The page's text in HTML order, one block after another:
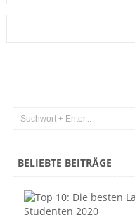
BELIEBTE BEITRÄGE